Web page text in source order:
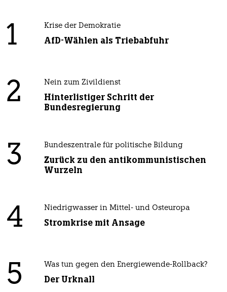
1 Krise der Demokratie
AfD-Wählen als Triebabfuhr
2 Nein zum Zivildienst
Hinterlistiger Schritt der
Bundesregierung
3 Bundeszentrale für politische Bildung
Zurück zu den antikommunistischen
Wurzeln
4 Niedrigwasser in Mittel- und Osteuropa
Stromkrise mit Ansage
5 Was tun gegen den Energiewende-Rollback?
Der Urknall